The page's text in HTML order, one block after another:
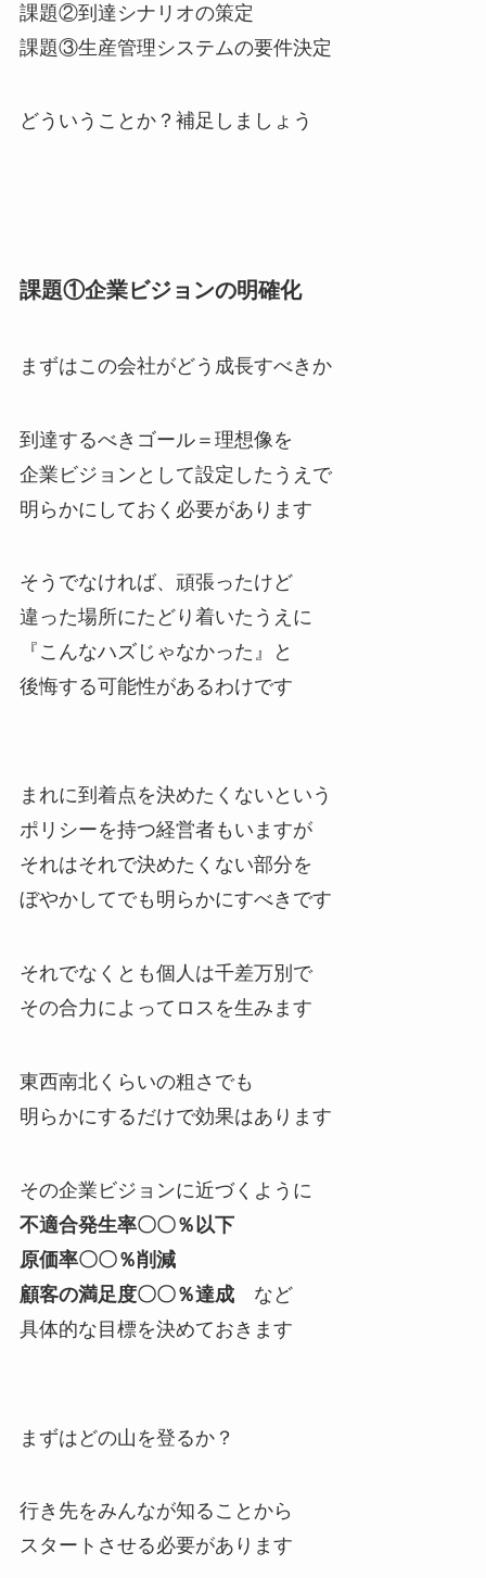
課題②到達シナリオの策定
課題③生産管理システムの要件決定
どういうことか？補足しましょう
課題①企業ビジョンの明確化
まずはこの会社がどう成長すべきか
到達するべきゴール＝理想像を
企業ビジョンとして設定したうえで
明らかにしておく必要があります
そうでなければ、頑張ったけど
違った場所にたどり着いたうえに
『こんなハズじゃなかった』
と
後悔する可能性があるわけです
まれに到着点を決めたくないという
ポリシーを持つ経営者もいますが
それはそれで決めたくない部分を
ぼやかしてでも明らかにすべきです
それでなくとも個人は千差万別で
その合力によってロスを生みます
東西南北くらいの粗さでも
明らかにするだけで効果はあります
その企業ビジョンに近づくように
不適合発生率〇〇％以下
原価率〇〇％削減
顧客の満足度〇〇％達成など
具体的な目標を決めておきます
まずはどの山を登るか？
行き先をみんなが知ることから
スタートさせる必要があります